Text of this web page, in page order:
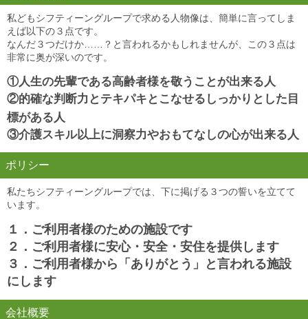
私どもシフティーングループで求める人物像は、簡単に言ってしま
えば以下の３点です。
なんだ３つだけか……？と言われるかもしれませんが、この３点は
非常に奥が深いのです。
①人生の先輩である高齢者様を敬うことが出来る人
②的確な判断力とテキパキとこなせるしっかりとした目
標がある人
③介護スキル以上に洞察力やおもてなしの心が出来る人
ポリシー
私たちシフティーングループでは、下に掲げる３つの誓いを立てて
います。
１．ご利用者様のための施設です
２．ご利用者様に安心・安全・安住を提供します
３．ご利用者様から「ありがとう」と言われる施設
にします
会社概要